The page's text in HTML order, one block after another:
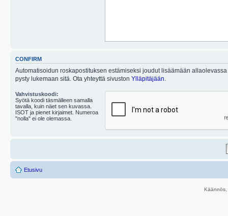
CONFIRM
Automatisoidun roskapostituksen estämiseksi joudut lisäämään
pysty lukemaan sitä. Ota yhteyttä sivuston Ylläpitäjään
Vahvistuskoodi:
Syötä koodi täsmälleen samalla
tavalla, kuin näet sen kuvassa.
ISOT ja pienet kirjaimet. Numeroa
"nolla" ei ole olemassa.
Etusivu